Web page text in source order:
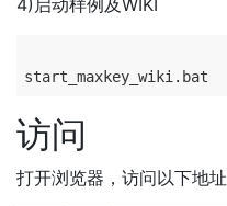
4)启动样例及WIKI
访问
打开浏览器，访问以下地址